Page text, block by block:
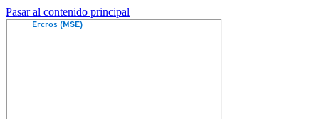
Pasar al contenido principal